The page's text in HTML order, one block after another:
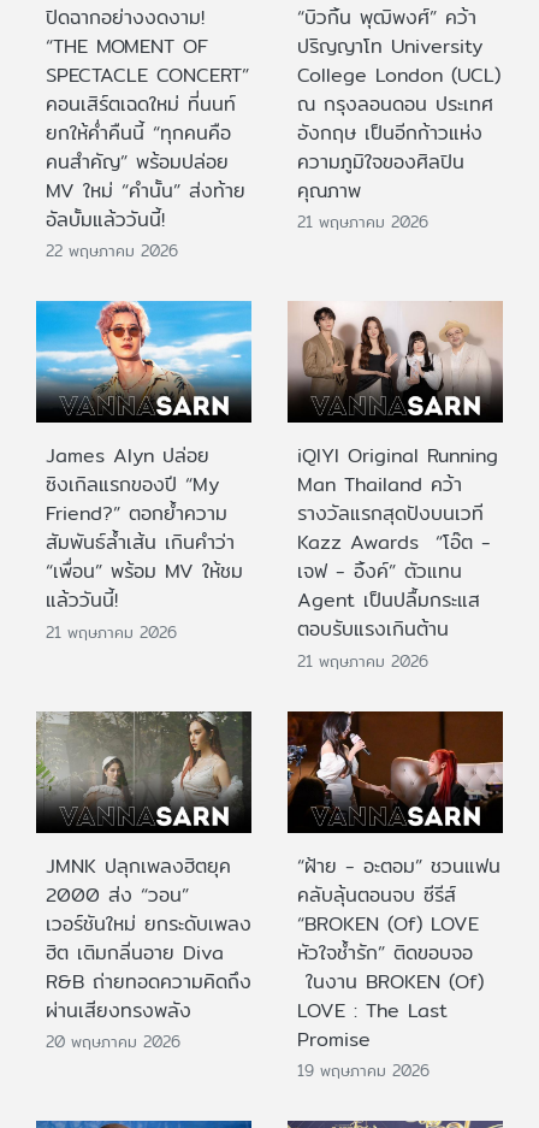
ปิดฉากอย่างงดงาม!
“THE MOMENT OF
SPECTACLE CONCERT”
คอนเสิร์ตเฉดใหม่ ที่นนท์
ยกให้ค่ำคืนนี้ “ทุกคนคือ
คนสำคัญ” พร้อมปล่อย
MV ใหม่ “คำนั้น” ส่งท้าย
อัลบั้มแล้ววันนี้!
22 พฤษภาคม 2026
“บิวกิ้น พุฒิพงศ์” คว้า
ปริญญาโท University
College London (UCL)
ณ กรุงลอนดอน ประเทศ
อังกฤษ เป็นอีกก้าวแห่ง
ความภูมิใจของศิลปิน
คุณภาพ
21 พฤษภาคม 2026
James Alyn ปล่อย
ซิงเกิลแรกของปี “My
Friend?” ตอกย้ำความ
สัมพันธ์ล้ำเส้น เกินคำว่า
“เพื่อน” พร้อม MV ให้ชม
แล้ววันนี้!
21 พฤษภาคม 2026
iQIYI Original Running
Man Thailand คว้า
รางวัลแรกสุดปังบนเวที
Kazz Awards “โอ๊ต -
เจฟ - อิ้งค์” ตัวแทน
Agent เป็นปลื้มกระแส
ตอบรับแรงเกินต้าน
21 พฤษภาคม 2026
JMNK ปลุกเพลงฮิตยุค
2000 ส่ง “วอน”
เวอร์ชันใหม่ ยกระดับเพลง
ฮิต เติมกลิ่นอาย Diva
R&B ถ่ายทอดความคิดถึง
ผ่านเสียงทรงพลัง
20 พฤษภาคม 2026
“ฝ้าย - อะตอม” ชวนแฟน
คลับลุ้นตอนจบ ซีรีส์
“BROKEN (Of) LOVE
หัวใจช้ำรัก” ติดขอบจอ
ในงาน BROKEN (Of)
LOVE : The Last
Promise
19 พฤษภาคม 2026